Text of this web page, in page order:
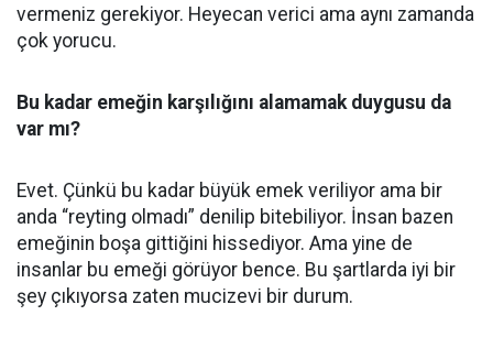
vermeniz gerekiyor. Heyecan verici ama aynı zamanda
çok yorucu.
Bu kadar emeğin karşılığını alamamak duygusu da
var mı?
Evet. Çünkü bu kadar büyük emek veriliyor ama bir
anda “reyting olmadı” denilip bitebiliyor. İnsan bazen
emeğinin boşa gittiğini hissediyor. Ama yine de
insanlar bu emeği görüyor bence. Bu şartlarda iyi bir
şey çıkıyorsa zaten mucizevi bir durum.